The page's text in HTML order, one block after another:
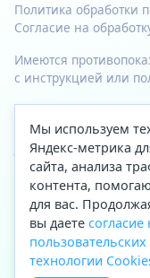
Политика обработки
Согласие на
Имеются
с инструкцией или
© 2023—2026 Все
Адрес
Архангельск, ул.
автоцентра «Тойота»)
Приемная
Телефон
+7 (8182)
Мы используем
Яндекс-метрика
сайта, анализа
контента,
для вас.
вы даете
технологии